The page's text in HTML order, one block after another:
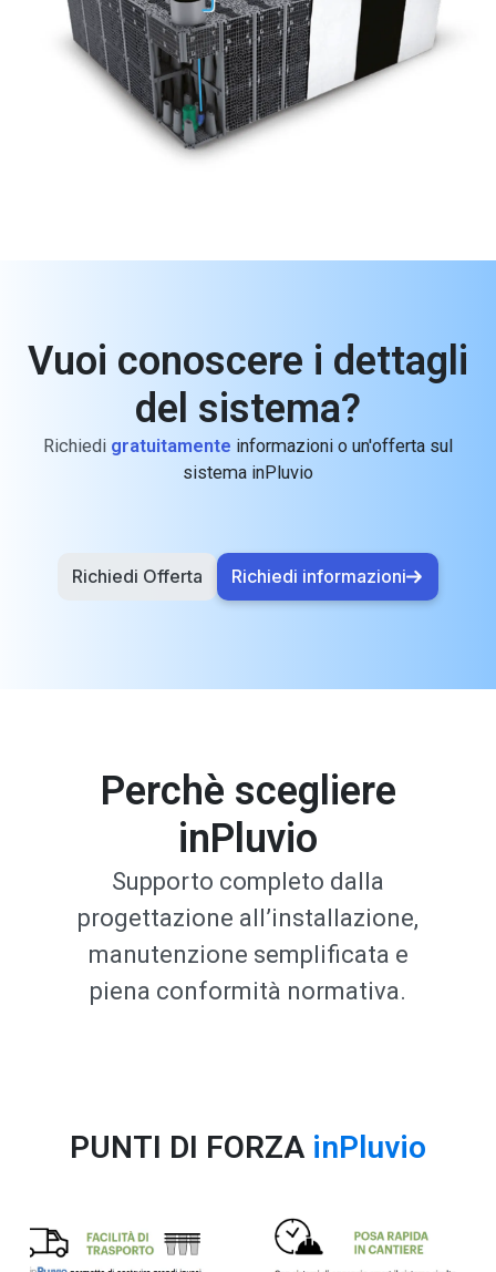
Vuoi conoscere i dettagli
del sistema?
Richiedi gratuitamente informazioni o un'offerta sul
sistema inPluvio
Richiedi Offerta Richiedi informazioni
Perchè scegliere
inPluvio
Supporto completo dalla
progettazione all’installazione,
manutenzione semplificata e
piena conformità normativa.
PUNTI DI FORZA inPluvio